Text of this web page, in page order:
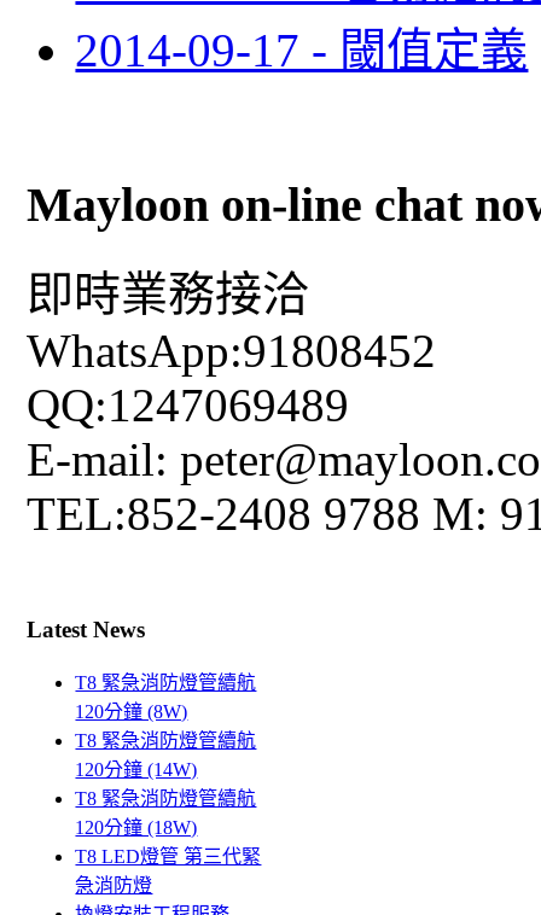
2014-09-17 - 閾值定義
Mayloon on-line chat
即時業務接洽
WhatsApp:91808452
QQ:1247069489
E-mail:
TEL:852-2408 9788 M:
Latest News
T8 緊急消防燈管續航
120分鐘 (8W)
T8 緊急消防燈管續航
120分鐘 (14W)
T8 緊急消防燈管續航
120分鐘 (18W)
T8 LED燈管 第三代緊
急消防燈